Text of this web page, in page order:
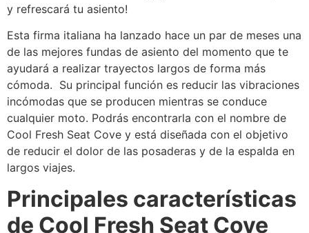
y refrescará tu asiento!
Esta firma italiana ha lanzado hace un par de meses una
de las mejores fundas de asiento del momento que te
ayudará a realizar trayectos largos de forma más
cómoda. Su principal función es reducir las vibraciones
incómodas que se producen mientras se conduce
cualquier moto. Podrás encontrarla con el nombre de
Cool Fresh Seat Cove y está diseñada con el objetivo
de reducir el dolor de las posaderas y de la espalda en
largos viajes.
Principales características
de Cool Fresh Seat Cove